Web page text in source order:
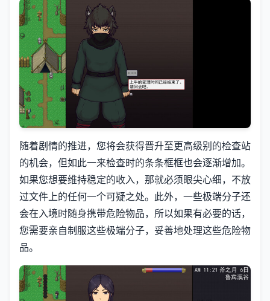
随着剧情的推进，您将会获得晋升至更高级别的检查站
的机会，但如此一来检查时的条条框框也会逐渐增加。
如果您想要维持稳定的收入，那就必须眼尖心细，不放
过文件上的任何一个可疑之处。此外，一些极端分子还
会在入境时随身携带危险物品，所以如果有必要的话，
您需要亲自制服这些极端分子，妥善地处理这些危险物
品。